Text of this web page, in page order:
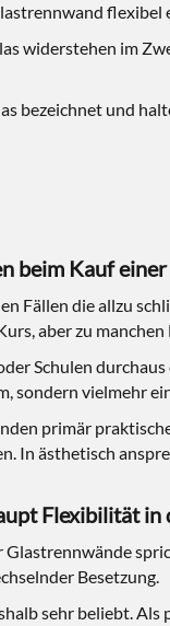
widerstehen im
bezeichnet und
beim Kauf
Fällen die allzu
aber zu
Schulen
sondern vielmehr
primär
In ästhetisch
Flexibilität
Glastrennwände
Besetzung.
sehr beliebt.